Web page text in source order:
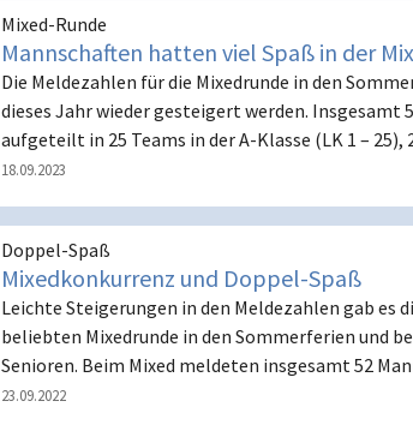
Mixed-Runde
Mannschaften hatten viel Spaß in der
Die Meldezahlen für die Mixedrunde in den
dieses Jahr wieder gesteigert werden. Insgesamt
aufgeteilt in 25 Teams in der A-Klasse (LK 1 – 25),
18.09.2023
Doppel-Spaß
Mixedkonkurrenz und Doppel-Spaß
Leichte Steigerungen in den Meldezahlen gab es
beliebten Mixedrunde in den Sommerferien und
Senioren. Beim Mixed meldeten insgesamt 52
23.09.2022